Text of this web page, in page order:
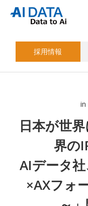
採用情報
in
日本が世
界の
AIデータ
×AXフォ